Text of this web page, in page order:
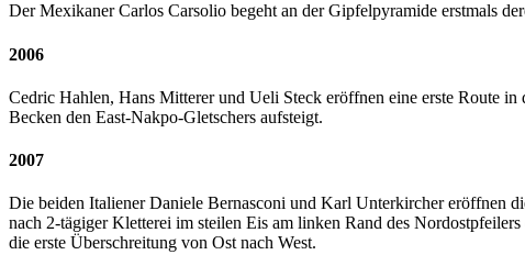
Der Mexikaner Carlos Carsolio begeht an der Gipfelpyramide erstmals
2006
Cedric Hahlen, Hans Mitterer und Ueli Steck eröffnen eine erste Route
Becken den East-Nakpo-Gletschers aufsteigt.
2007
Die beiden Italiener Daniele Bernasconi und Karl Unterkircher eröffnen
nach 2-tägiger Kletterei im steilen Eis am linken Rand des
die erste Überschreitung von Ost nach West.